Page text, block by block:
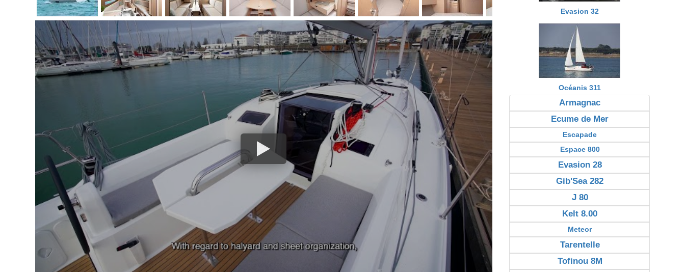
Evasion 32
Océanis 311
Armagnac
Ecume de Mer
Escapade
Espace 800
Evasion 28
Gib'Sea 282
J 80
Kelt 8.00
Meteor
Tarentelle
Tofinou 8M